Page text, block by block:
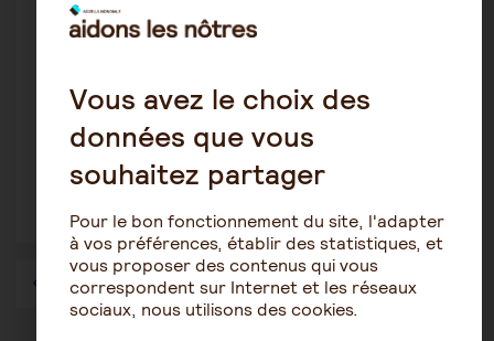
alzheimer apa diabète
1589
1 … 32 33 34 35 36
Vous avez le choix des
données que vous
souhaitez partager
Pour le bon fonctionnement du site, l'adapter
à vos préférences, établir des statistiques, et
vous proposer des contenus qui vous
correspondent sur Internet et les réseaux
sociaux, nous utilisons des cookies.